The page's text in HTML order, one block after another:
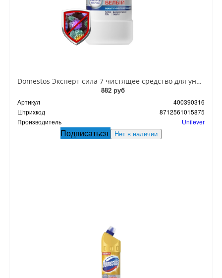
Domestos Эксперт сила 7 чистящее средство для унитаза Ультра Белый 1 л
882 руб
Артикул
400390316
Штрихкод
8712561015875
Производитель
Unilever
Подписаться Нет в наличии